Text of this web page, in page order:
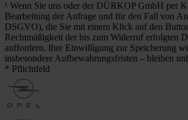
¹ Wenn Sie uns oder der DÜRKOP GmbH per
Bearbeitung der Anfrage und für den Fall von
DSGVO), die Sie mit einem Klick auf den
Rechtmäßigkeit der bis zum Widerruf erfolgten
auffordern, Ihre Einwilligung zur Speicherung
insbesondere Aufbewahrungsfristen – bleiben
* Pflichtfeld